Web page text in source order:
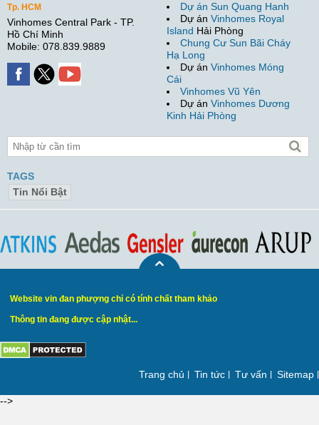
Tp. HCM
Vinhomes Central Park - TP.
Hồ Chí Minh
Mobile: 078.839.9889
Dự án Sun Quang Hanh
Dự án Vinhomes Royal
Island Hải Phòng
Chung Cư Sun Bãi Cháy
Hạ Long
Dự án Vinhomes Móng
Cái
Vinhomes Vũ Yên
Dự án Vinhomes Dương
Kinh Hải Phòng
TAGS
Tin Nổi Bật
Website vin đan phượng chỉ có tính chất tham khảo
Thông tin đang được cập nhật...
Trang chủ Tin tức Tư vấn Sitemap
-->